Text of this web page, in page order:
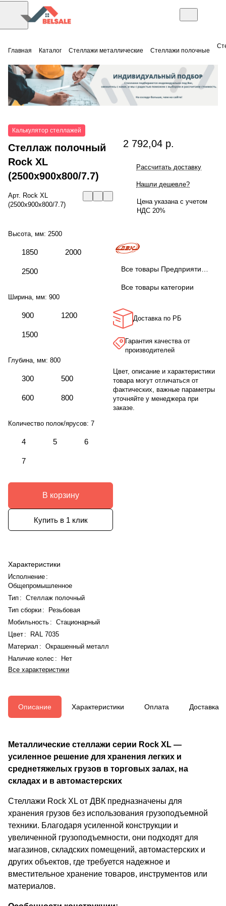
Главная Каталог Стеллажи металлические Стеллажи полочные
Калькулятор стеллажей
Стеллаж полочный
Rock XL
(2500x900x800/7.7)
Арт. Rock XL
(2500x900x800/7.7)
Высота, мм: 2500
1850 2000
2500
Ширина, мм: 900
900 1200
1500
Глубина, мм: 800
300 500
600 800
Количество полок/ярусов: 7
4 5 6
7
В корзину
Купить в 1 клик
Характеристики
Исполнение :
Общепромышленное
Тип : Стеллаж полочный
Тип сборки:
Резьбовая
Мобильность : Стационарный
Цвет :
RAL 7035
Материал : Окрашенный металл
Наличие колес :
Нет
Все характеристики
2 792,04 р.
Рассчитать доставку
Нашли дешевле?
Цена указана с учетом
НДС 20%
Все товары Предприятие ДВК
Все товары категории
Доставка по РБ
Гарантия качества от
производителей
Цвет, описание и характеристики
товара могут отличаться от
фактических, важные параметры
уточняйте у менеджера при
заказе.
Описание Характеристики Оплата Доставка
Металлические стеллажи серии Rock XL —
усиленное решение для хранения легких и
среднетяжелых грузов в торговых залах, на
складах и в автомастерских
Стеллажи Rock XL от ДВК предназначены для
хранения грузов без использования грузоподъемной
техники. Благодаря усиленной конструкции и
увеличенной грузоподъемности, они подходят для
магазинов, складских помещений, автомастерских и
других объектов, где требуется надежное и
вместительное хранение товаров, инструментов или
материалов.